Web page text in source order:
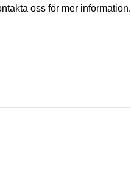
oss för mer information.